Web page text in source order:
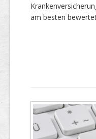
am besten